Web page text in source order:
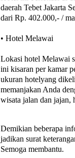
daerah Tebet Jakarta
dari Rp. 402.000,- /
• Hotel Melawai
Lokasi hotel Melawai
ini kisaran per kamar
ukuran hotelyang
memanjakan Anda
wisata jalan dan jajan,
Demikian beberapa
jadikan surat
Semoga membantu.